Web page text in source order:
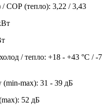
/ СОР (тепло): 3,22 / 3,43
/ тепло: +18 - +43 °С / -7
(min-max): 31 - 39 дБ
: 52 дБ